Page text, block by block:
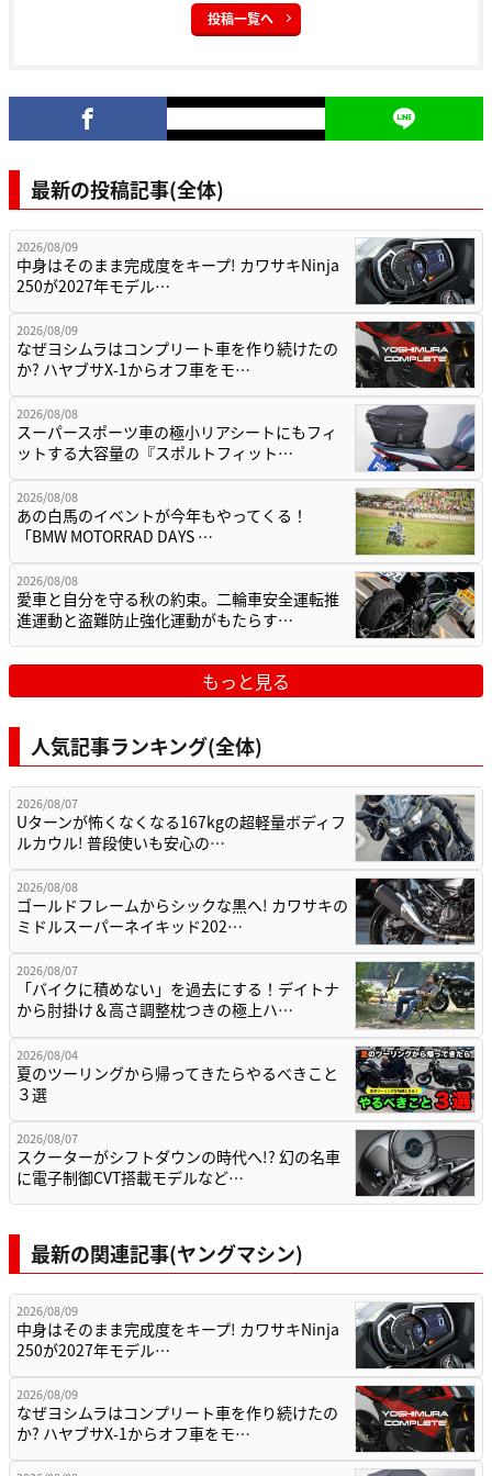
投稿一覧へ
最新の投稿記事(全体)
2026/08/09
中身はそのまま完成度をキープ! カワサキNinja
250が2027年モデル…
2026/08/09
なぜヨシムラはコンプリート車を作り続けたの
か? ハヤブサX-1からオフ車をモ…
2026/08/08
スーパースポーツ車の極小リアシートにもフィ
ットする大容量の『スポルトフィット…
2026/08/08
あの白馬のイベントが今年もやってくる！
「BMW MOTORRAD DAYS …
2026/08/08
愛車と自分を守る秋の約束。二輪車安全運転推
進運動と盗難防止強化運動がもたらす…
もっと見る
人気記事ランキング(全体)
2026/08/07
Uターンが怖くなくなる167kgの超軽量ボディフ
ルカウル! 普段使いも安心の…
2026/08/08
ゴールドフレームからシックな黒へ! カワサキの
ミドルスーパーネイキッド202…
2026/08/07
「バイクに積めない」を過去にする！デイトナ
から肘掛け＆高さ調整枕つきの極上ハ…
2026/08/04
夏のツーリングから帰ってきたらやるべきこと
３選
2026/08/07
スクーターがシフトダウンの時代へ!? 幻の名車
に電子制御CVT搭載モデルなど…
最新の関連記事(ヤングマシン)
2026/08/09
中身はそのまま完成度をキープ! カワサキNinja
250が2027年モデル…
2026/08/09
なぜヨシムラはコンプリート車を作り続けたの
か? ハヤブサX-1からオフ車をモ…